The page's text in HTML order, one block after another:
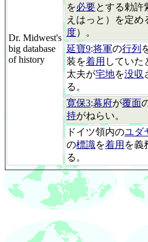
Dr. Midwest's
big database
of history
を必要とする勅許
えはっと）を定め
度）。
延寶9:将軍の行列
装を着用 していた
太夫が宅地を没収
る。
寛保3:幕府が覆面
持がねらい。
ドイツ領内のユダ
の標識を着用 を義
る。